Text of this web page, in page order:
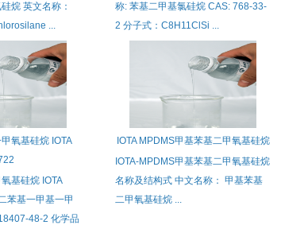
烷 英文名称：
...
称: 苯基二甲基氯硅烷 CAS: 768-33-
2 分子式：C8H11ClSi ...
氧基硅烷 IOTA
基硅烷 IOTA
苯基一甲基一甲
48-2 化学品
IOTA MPDMS甲基苯基二甲氧基硅烷
IOTA-MPDMS甲基苯基二甲氧基硅烷
名称及结构式 中文名称： 甲基苯基
二甲氧基硅烷 ...